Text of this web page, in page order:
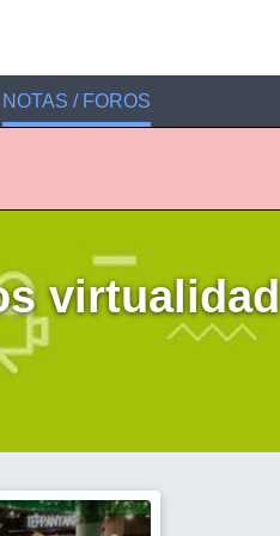
NOTAS / FOROS
virtualidad